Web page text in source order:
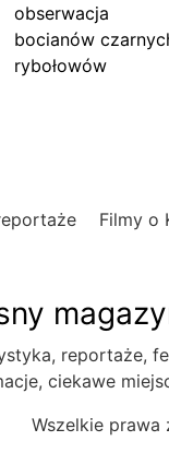
obserwacja
bocianów
rybołowów
Filmy o
reportaże,
ciekawe
Wszelkie